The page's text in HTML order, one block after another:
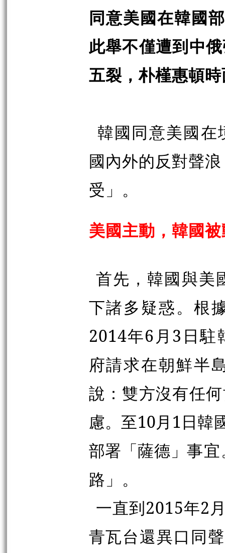
同意美國在韓國
此舉不僅遭到中
五裂，朴槿惠頓
韓國同意美國
國內外的反對聲
受」。
美國主動，韓國
首先，韓國與美
下諸多疑惑。根
2014年6月3日駐
府請求在朝鮮半
說：雙方沒有任
慮。至10月1日韓
部署「薩德」事
路」。
一直到2015年2
青瓦台還異口同